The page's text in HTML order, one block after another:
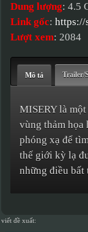
Dung lượng: 4.5
Link gốc: https://
Lượt xem: 2084
Mô tả Trailer/
MISERY là
vùng thảm họa
phóng xạ để
thế giới kỳ lạ
những điều bất
viết đề xuất: